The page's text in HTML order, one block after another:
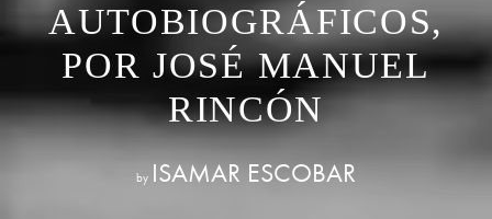
AUTOBIOGRÁFICOS,
POR JOSÉ MANUEL
RINCÓN
by ISAMAR ESCOBAR